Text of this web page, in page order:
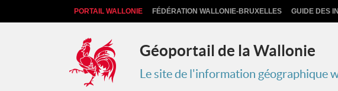
PORTAIL WALLONIE FÉDÉRATION WALLONIE-BRUXELLES GUIDE DES
Géoportail de la Wallonie
Le site de l'information géographique